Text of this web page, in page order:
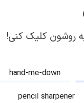
روشون کلیک کنی!
hand-me-down
pencil sharpener